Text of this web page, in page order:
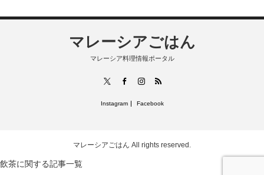
マレーシアごはん
マレーシア料理情報ポータル
FacebookInstagram
RSS
Instagram Facebook
マレーシアごはん All rights reserved.
飲茶に関する記事一覧